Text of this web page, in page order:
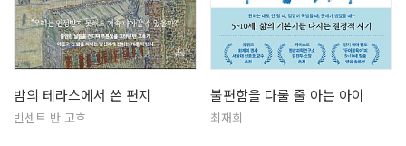
밤의 테라스에서 쓴 편지
빈센트 반 고흐
불편함을 다룰 줄 아는 아이
최재희